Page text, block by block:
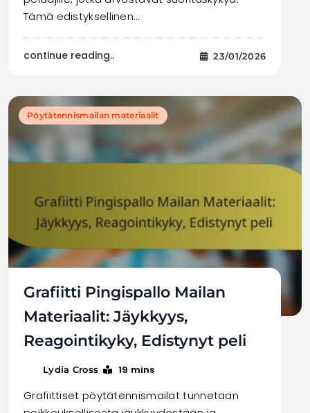
Tämä edistyksellinen…
continue reading.. 23/01/2026
Pöytätennismailan materiaalit
Grafiitti Pingispallo Mailan
Materiaalit: Jäykkyys,
Reagointikyky, Edistynyt peli
Lydia Cross 19 mins
Grafiittiset pöytätennismailat tunnetaan